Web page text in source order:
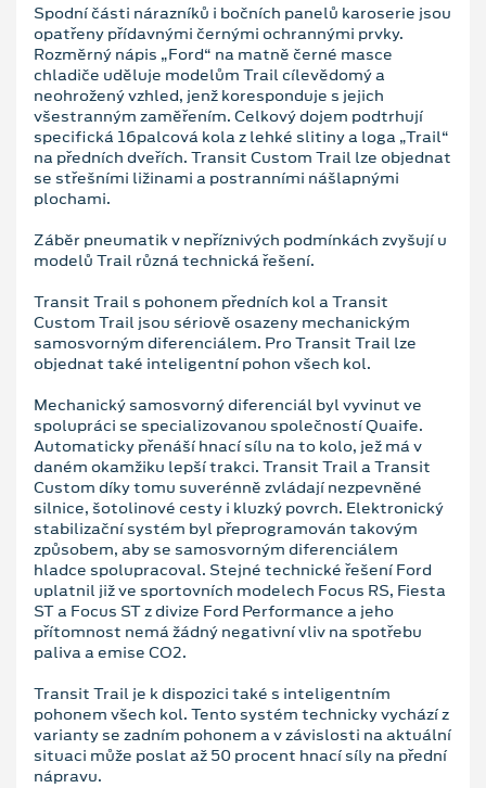
Spodní části nárazníků i bočních panelů karoserie jsou
opatřeny přídavnými černými ochrannými prvky.
Rozměrný nápis „Ford“ na matně černé masce
chladiče uděluje modelům Trail cílevědomý a
neohrožený vzhled, jenž koresponduje s jejich
všestranným zaměřením. Celkový dojem podtrhují
specifická 16palcová kola z lehké slitiny a loga „Trail“
na předních dveřích. Transit Custom Trail lze objednat
se střešními ližinami a postranními nášlapnými
plochami.
Záběr pneumatik v nepříznivých podmínkách zvyšují u
modelů Trail různá technická řešení.
Transit Trail s pohonem předních kol a Transit
Custom Trail jsou sériově osazeny mechanickým
samosvorným diferenciálem. Pro Transit Trail lze
objednat také inteligentní pohon všech kol.
Mechanický samosvorný diferenciál byl vyvinut ve
spolupráci se specializovanou společností Quaife.
Automaticky přenáší hnací sílu na to kolo, jež má v
daném okamžiku lepší trakci. Transit Trail a Transit
Custom díky tomu suverénně zvládají nezpevněné
silnice, šotolinové cesty i kluzký povrch. Elektronický
stabilizační systém byl přeprogramován takovým
způsobem, aby se samosvorným diferenciálem
hladce spolupracoval. Stejné technické řešení Ford
uplatnil již ve sportovních modelech Focus RS, Fiesta
ST a Focus ST z divize Ford Performance a jeho
přítomnost nemá žádný negativní vliv na spotřebu
paliva a emise CO2.
Transit Trail je k dispozici také s inteligentním
pohonem všech kol. Tento systém technicky vychází z
varianty se zadním pohonem a v závislosti na aktuální
situaci může poslat až 50 procent hnací síly na přední
nápravu.